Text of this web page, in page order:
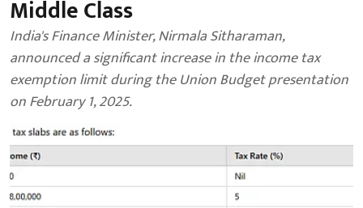
Middle Class
India's Finance Minister, Nirmala Sitharaman,
announced a significant increase in the income tax
exemption limit during the Union Budget presentation
on February 1, 2025.